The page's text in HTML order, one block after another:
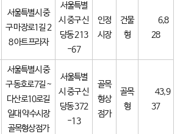
서울특별시 중
구 마장로1길 2
8 아트프라자
서울특별
시 중구 신
당동 213
-67
인정
시장
건물
형
6,8
28
서울특별시 중
구 동호로7길 ~
다산로10로길
일대 약수시장
골목형상점가
서울특별
시 중구 신
당동 372
-13
골목
형상
점가
골목
형
43,9
37